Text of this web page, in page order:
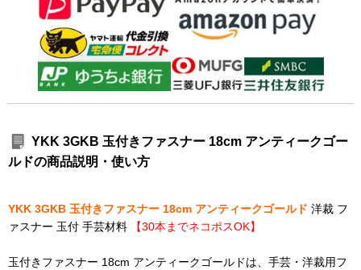
YKK 3GKB 玉付きファスナー 18cm アンティークゴー
ルドの商品説明・使い方
YKK 3GKB 玉付きファスナー 18cm アンティークゴールド 洋裁 フ
ァスナー 玉付 手芸材料
【30本までネコポスOK】
玉付きファスナー 18cm アンティークゴールドは、手芸・洋裁用フ